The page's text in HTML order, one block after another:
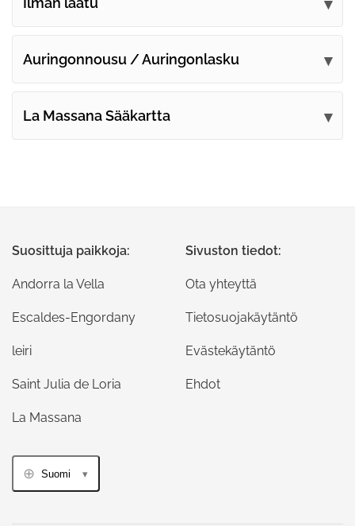
Auringonnousu / Auringonlasku
La Massana Sääkartta
Suosittuja paikkoja:
Andorra la Vella
Escaldes-Engordany
leiri
Saint Julia de Loria
La Massana
Sivuston tiedot:
Ota yhteyttä
Tietosuojakäytäntö
Evästekäytäntö
Ehdot
Suomi